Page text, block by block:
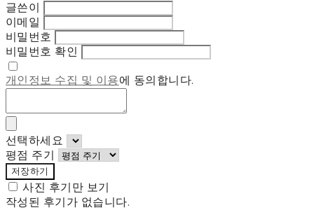
글쓴이
이메일
비밀번호
비밀번호 확인
개인정보 수집 및 이용에 동의합니다.
선택하세요
평점 주기
저장하기
사진 후기만 보기
작성된 후기가 없습니다.